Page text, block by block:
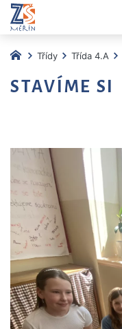
Třídy Třída 4.A
STAVÍME SI